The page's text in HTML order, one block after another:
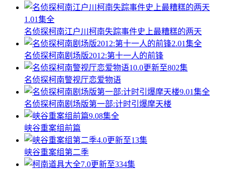
1.01集全
名侦探柯南江户川柯南失踪事件史上最糟糕的两天
2.01集全
名侦探柯南剧场版2012:第十一人的前锋
10.0更新至802集
名侦探柯南警视厅恋爱物语
9.01集全
名侦探柯南剧场版第一部:计时引爆摩天楼
9.08集全
峡谷重案组前篇
4.0更新至13集
峡谷重案组第二季
7.0更新至334集